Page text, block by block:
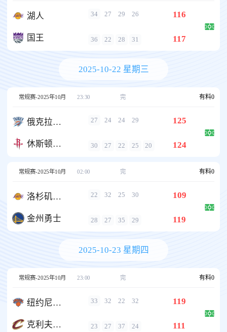
湖人
国王
34 27 29 26
36 22 28 31
116
117
2025-10-22 星期三
常规赛-2025年10月 23:30 完 有料0
俄克拉荷马城雷霆
休斯顿火箭
27 24 24 29
30 27 22 25 20
125
124
常规赛-2025年10月 02:00 完 有料0
洛杉矶湖人
金州勇士
22 32 25 30
28 27 35 29
109
119
2025-10-23 星期四
常规赛-2025年10月 23:00 完 有料0
纽约尼克斯
克利夫兰骑士
33 32 22 32
23 27 37 24
119
111